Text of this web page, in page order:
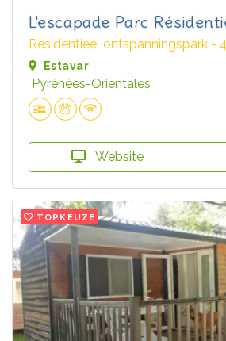
L'escapade Parc
Residentieel ontspanningspark -
Estavar
Pyrénées-Orientales
Website
TOPKEUZE